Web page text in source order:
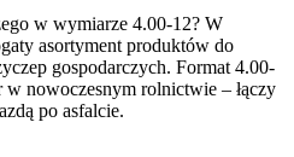
w wymiarze 4.00-12? W
asortyment produktów do
gospodarczych. Format 4.00-
nowoczesnym rolnictwie – łączy
po asfalcie.